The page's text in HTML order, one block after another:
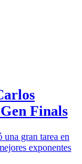
Finals
gran tarea en
exponentes